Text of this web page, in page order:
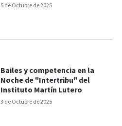
5 de Octubre de 2025
3 de Octubre de 2025
Bailes y competencia en la
Noche de "Intertribu" del
Instituto Martín Lutero